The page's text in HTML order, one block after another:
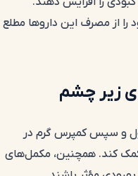
را از مصرف این داروها مطلع
زیر چشم
سرد در ۴۸ ساعت اول و سپس کمپرس گرم در
کند. همچنین، مکمل‌های